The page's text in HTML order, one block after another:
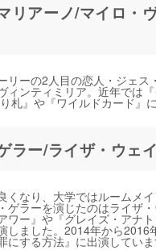
リアーノ/マイロ・
リーの2人目の恋人・ジェス
ィンティミリア。近年では
札』や『ワイルドカード』
ラー/ライザ・ウェ
くなり、大学ではルームメ
ゲラーを演じたのはライザ
ワー』や『グレイズ・アナト
しました。2014年から2016
にする方法』に出演してい